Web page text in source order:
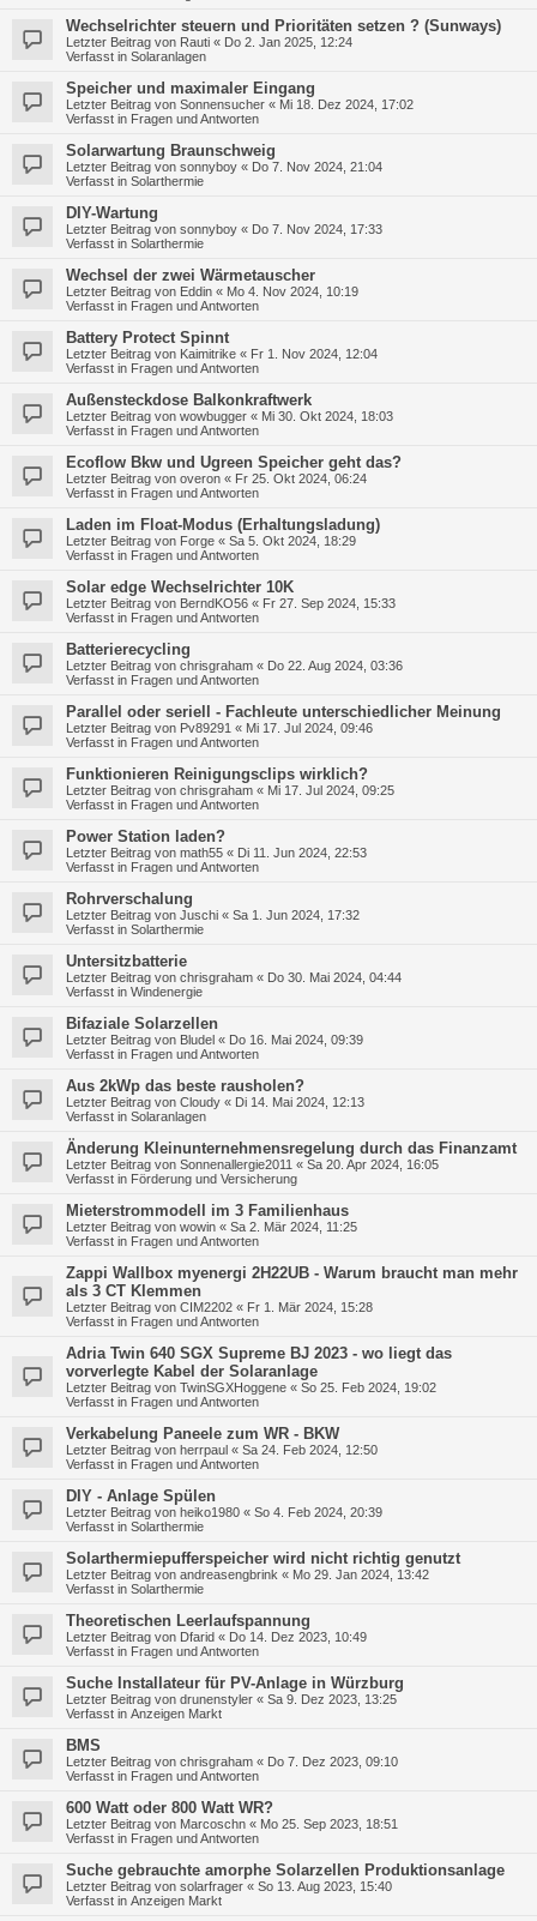
Wechselrichter steuern und Prioritäten setzen ? (Sunways)
Letzter Beitrag von Rauti « Do 2. Jan 2025, 12:24
Verfasst in Solaranlagen
Speicher und maximaler Eingang
Letzter Beitrag von Sonnensucher « Mi 18. Dez 2024, 17:02
Verfasst in Fragen und Antworten
Solarwartung Braunschweig
Letzter Beitrag von sonnyboy « Do 7. Nov 2024, 21:04
Verfasst in Solarthermie
DIY-Wartung
Letzter Beitrag von sonnyboy « Do 7. Nov 2024, 17:33
Verfasst in Solarthermie
Wechsel der zwei Wärmetauscher
Letzter Beitrag von Eddin « Mo 4. Nov 2024, 10:19
Verfasst in Fragen und Antworten
Battery Protect Spinnt
Letzter Beitrag von Kaimitrike « Fr 1. Nov 2024, 12:04
Verfasst in Fragen und Antworten
Außensteckdose Balkonkraftwerk
Letzter Beitrag von wowbugger « Mi 30. Okt 2024, 18:03
Verfasst in Fragen und Antworten
Ecoflow Bkw und Ugreen Speicher geht das?
Letzter Beitrag von overon « Fr 25. Okt 2024, 06:24
Verfasst in Fragen und Antworten
Laden im Float-Modus (Erhaltungsladung)
Letzter Beitrag von Forge « Sa 5. Okt 2024, 18:29
Verfasst in Fragen und Antworten
Solar edge Wechselrichter 10K
Letzter Beitrag von BerndKO56 « Fr 27. Sep 2024, 15:33
Verfasst in Fragen und Antworten
Batterierecycling
Letzter Beitrag von chrisgraham « Do 22. Aug 2024, 03:36
Verfasst in Fragen und Antworten
Parallel oder seriell - Fachleute unterschiedlicher Meinung
Letzter Beitrag von Pv89291 « Mi 17. Jul 2024, 09:46
Verfasst in Fragen und Antworten
Funktionieren Reinigungsclips wirklich?
Letzter Beitrag von chrisgraham « Mi 17. Jul 2024, 09:25
Verfasst in Fragen und Antworten
Power Station laden?
Letzter Beitrag von math55 « Di 11. Jun 2024, 22:53
Verfasst in Fragen und Antworten
Rohrverschalung
Letzter Beitrag von Juschi « Sa 1. Jun 2024, 17:32
Verfasst in Solarthermie
Untersitzbatterie
Letzter Beitrag von chrisgraham « Do 30. Mai 2024, 04:44
Verfasst in Windenergie
Bifaziale Solarzellen
Letzter Beitrag von Bludel « Do 16. Mai 2024, 09:39
Verfasst in Fragen und Antworten
Aus 2kWp das beste rausholen?
Letzter Beitrag von Cloudy « Di 14. Mai 2024, 12:13
Verfasst in Solaranlagen
Änderung Kleinunternehmensregelung durch das Finanzamt
Letzter Beitrag von Sonnenallergie2011 « Sa 20. Apr 2024, 16:05
Verfasst in Förderung und Versicherung
Mieterstrommodell im 3 Familienhaus
Letzter Beitrag von wowin « Sa 2. Mär 2024, 11:25
Verfasst in Fragen und Antworten
Zappi Wallbox myenergi 2H22UB - Warum braucht man mehr
als 3 CT Klemmen
Letzter Beitrag von CIM2202 « Fr 1. Mär 2024, 15:28
Verfasst in Fragen und Antworten
Adria Twin 640 SGX Supreme BJ 2023 - wo liegt das
vorverlegte Kabel der Solaranlage
Letzter Beitrag von TwinSGXHoggene « So 25. Feb 2024, 19:02
Verfasst in Fragen und Antworten
Verkabelung Paneele zum WR - BKW
Letzter Beitrag von herrpaul « Sa 24. Feb 2024, 12:50
Verfasst in Fragen und Antworten
DIY - Anlage Spülen
Letzter Beitrag von heiko1980 « So 4. Feb 2024, 20:39
Verfasst in Solarthermie
Solarthermiepufferspeicher wird nicht richtig genutzt
Letzter Beitrag von andreasengbrink « Mo 29. Jan 2024, 13:42
Verfasst in Solarthermie
Theoretischen Leerlaufspannung
Letzter Beitrag von Dfarid « Do 14. Dez 2023, 10:49
Verfasst in Fragen und Antworten
Suche Installateur für PV-Anlage in Würzburg
Letzter Beitrag von drunenstyler « Sa 9. Dez 2023, 13:25
Verfasst in Anzeigen Markt
BMS
Letzter Beitrag von chrisgraham « Do 7. Dez 2023, 09:10
Verfasst in Fragen und Antworten
600 Watt oder 800 Watt WR?
Letzter Beitrag von Marcoschn « Mo 25. Sep 2023, 18:51
Verfasst in Fragen und Antworten
Suche gebrauchte amorphe Solarzellen Produktionsanlage
Letzter Beitrag von solarfrager « So 13. Aug 2023, 15:40
Verfasst in Anzeigen Markt